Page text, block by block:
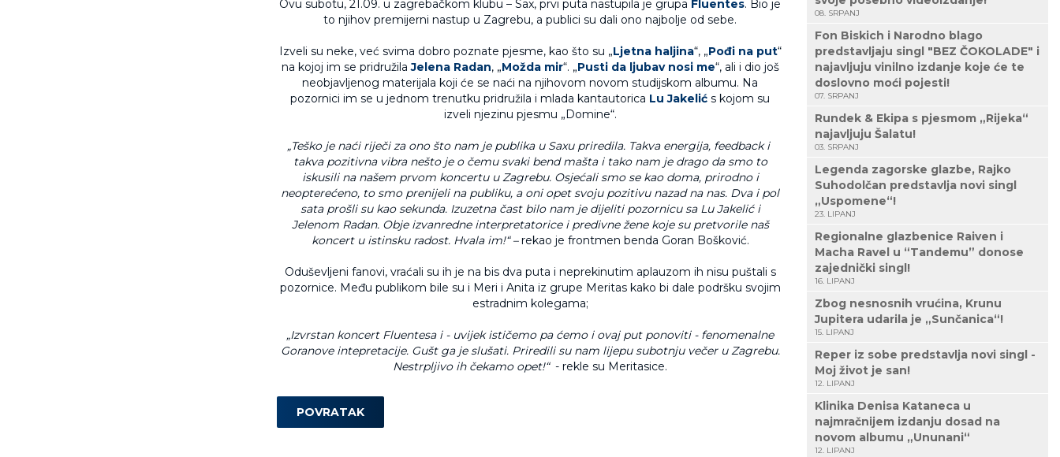
Ovu subotu, 21.09. u zagrebačkom klubu – Sax, prvi puta nastupila je grupa Fluentes. Bio je
to njihov premijerni nastup u Zagrebu, a publici su dali ono najbolje od sebe.
Izveli su neke, već svima dobro poznate pjesme, kao što su „Ljetna haljina“, „Pođi na put“
na kojoj im se pridružilaJelena Radan, „Možda mir“. „Pusti da ljubav nosi me“, ali i dio još
neobjavljenog materijala koji će se naći na njihovom novom studijskom albumu. Na
pozornici im se u jednom trenutku pridružila i mlada kantautorica Lu Jakelić s kojom su
izveli njezinu pjesmu „Domine“.
„Teško je naći riječi za ono što nam je publika u Saxu priredila. Takva energija, feedback i
takva pozitivna vibra nešto je o čemu svaki bend mašta i tako nam je drago da smo to
iskusili na našem prvom koncertu u Zagrebu. Osjećali smo se kao doma, prirodno i
neopterećeno, to smo prenijeli na publiku, a oni opet svoju pozitivu nazad na nas. Dva i pol
sata prošli su kao sekunda. Izuzetna čast bilo nam je dijeliti pozornicu sa Lu Jakelić i
Jelenom Radan. Obje izvanredne interpretatorice i predivne žene koje su pretvorile naš
koncert u istinsku radost. Hvala im!“ –rekao je frontmen benda Goran Bošković.
Oduševljeni fanovi, vraćali su ih je na bis dva puta i neprekinutim aplauzom ih nisu puštali s
pozornice. Među publikom bile su i Meri i Anita iz grupe Meritas kako bi dale podršku svojim
estradnim kolegama;
„Izvrstan koncert Fluentesa i - uvijek ističemo pa ćemo i ovaj put ponoviti - fenomenalne
Goranove intepretacije. Gušt ga je slušati. Priredili su nam lijepu subotnju večer u Zagrebu.
Nestrpljivo ih čekamo opet!“- rekle su Meritasice.
POVRATAK
08. SRPANJ
Fon Biskich i Narodno blago
predstavljaju singl "BEZ ČOKOLADE" i
najavljuju vinilno izdanje koje će te
doslovno moći pojesti!
07. SRPANJ
Rundek & Ekipa s pjesmom „Rijeka“
najavljuju Šalatu!
03. SRPANJ
Legenda zagorske glazbe, Rajko
Suhodolčan predstavlja novi singl
„Uspomene“!
23. LIPANJ
Regionalne glazbenice Raiven i
Macha Ravel u “Tandemu” donose
zajednički singl!
16. LIPANJ
Zbog nesnosnih vrućina, Krunu
Jupitera udarila je „Sunčanica“!
15. LIPANJ
Reper iz sobe predstavlja novi singl -
Moj život je san!
12. LIPANJ
Klinika Denisa Kataneca u
najmračnijem izdanju dosad na
novom albumu „Ununani“
12. LIPANJ